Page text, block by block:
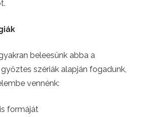
beleesünk abba a
szériák alapján fogadunk,
vennénk:
formáját